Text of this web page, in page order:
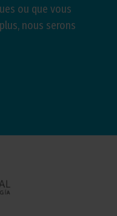
ou que vous
nous serons